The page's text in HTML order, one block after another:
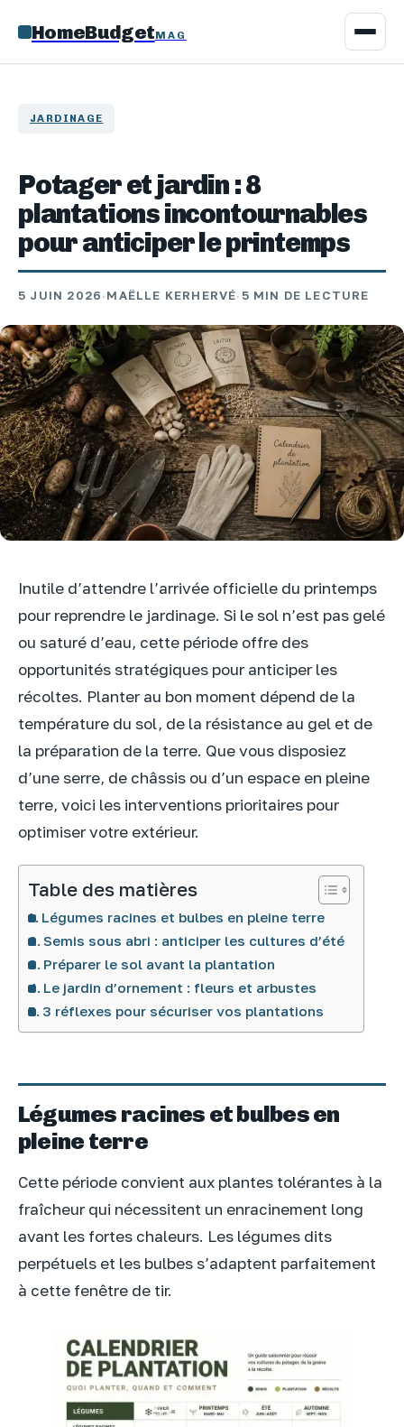
HomeBudgetMAG
JARDINAGE
Potager et jardin : 8
plantations incontournables
pour anticiper le printemps
5 JUIN 2026·MAËLLE KERHERVÉ· 5 MIN DE LECTURE
Inutile d’attendre l’arrivée officielle du printemps
pour reprendre le jardinage. Si le sol n’est pas gelé
ou saturé d’eau, cette période offre des
opportunités stratégiques pour anticiper les
récoltes. Planter au bon moment dépend de la
température du sol, de la résistance au gel et de
la préparation de la terre. Que vous disposiez
d’une serre, de châssis ou d’un espace en pleine
terre, voici les interventions prioritaires pour
optimiser votre extérieur.
Table des matières
Légumes racines et bulbes en pleine terre
Semis sous abri : anticiper les cultures d’été
Préparer le sol avant la plantation
Le jardin d’ornement : fleurs et arbustes
3 réflexes pour sécuriser vos plantations
Légumes racines et bulbes en
pleine terre
Cette période convient aux plantes tolérantes à la
fraîcheur qui nécessitent un enracinement long
avant les fortes chaleurs. Les légumes dits
perpétuels et les bulbes s’adaptent parfaitement
à cette fenêtre de tir.